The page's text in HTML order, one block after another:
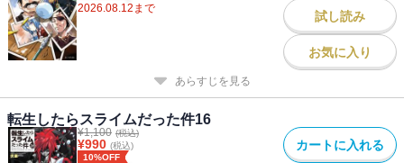
2026.08.12 まで
試し読み
お気に入り
あらすじを見る
転生したらスライムだった件16
¥1,100 (税込)
¥990 (税込)
10%OFF
カートに入れる